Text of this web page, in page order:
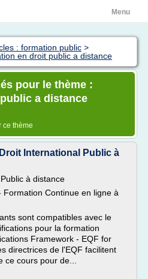
Menu
: formation public >
en droit public a distance
pour le thème :
a distance
ce thème
International Public à
à distance
Continue en ligne à
sont compatibles avec le
pour la formation
Framework - EQF for
directrices de l'EQF facilitent
cours pour de...